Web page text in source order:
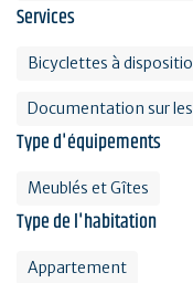
Services
Bicyclettes à
Documentation sur
Type d'équipements
Meublés et Gîtes
Type de l'habitation
Appartement